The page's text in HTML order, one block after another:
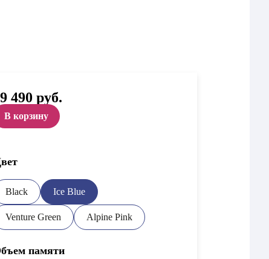
490 руб.
В корзину
Black Ice Blue
Venture Green Alpine Pink
памяти